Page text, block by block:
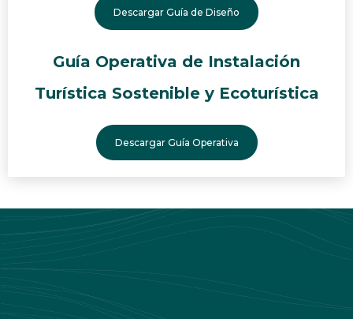
Descargar Guía de Diseño
Guía Operativa de Instalación
Turística Sostenible y Ecoturística
Descargar Guía Operativa